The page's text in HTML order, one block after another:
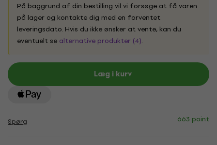
På baggrund af din bestilling vil vi forsøge at få varen
på lager og kontakte dig med en forventet
leveringsdato. Hvis du ikke ønsker at vente, kan du
eventuelt se alternative produkter (4).
Læg i kurv
Spørg 663 point